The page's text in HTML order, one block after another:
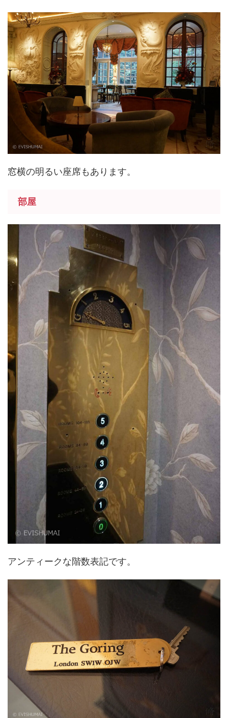
窓横の明るい座席もあります。
部屋
アンティークな階数表記です。